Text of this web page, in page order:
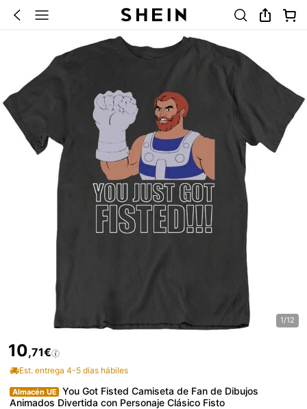
1/12
10,71€
Est. entrega 4-5 días hábiles
Almacén UE
You Got Fisted Camiseta de Fan de Dibujos
Animados Divertida con Personaje Clásico Fisto